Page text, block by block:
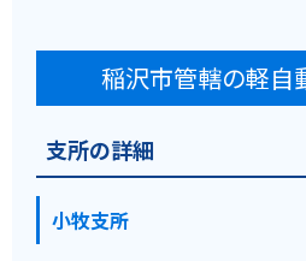
稲沢市管轄の軽自
支所の詳細
小牧支所